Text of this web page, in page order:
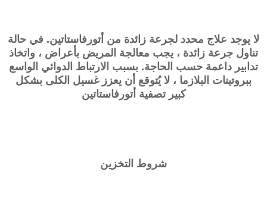
لا يوجد علاج محدد لجرعة زائدة من أتورفاستاتين. في حالة
تناول جرعة زائدة ، يجب معالجة المريض بأعراض ، واتخاذ
تدابير داعمة حسب الحاجة. بسبب الارتباط الدوائي الواسع
ببروتينات البلازما ، لا يُتوقع أن يعزز غسيل الكلى بشكل
كبير تصفية أتورفاستاتين
شروط التخزين